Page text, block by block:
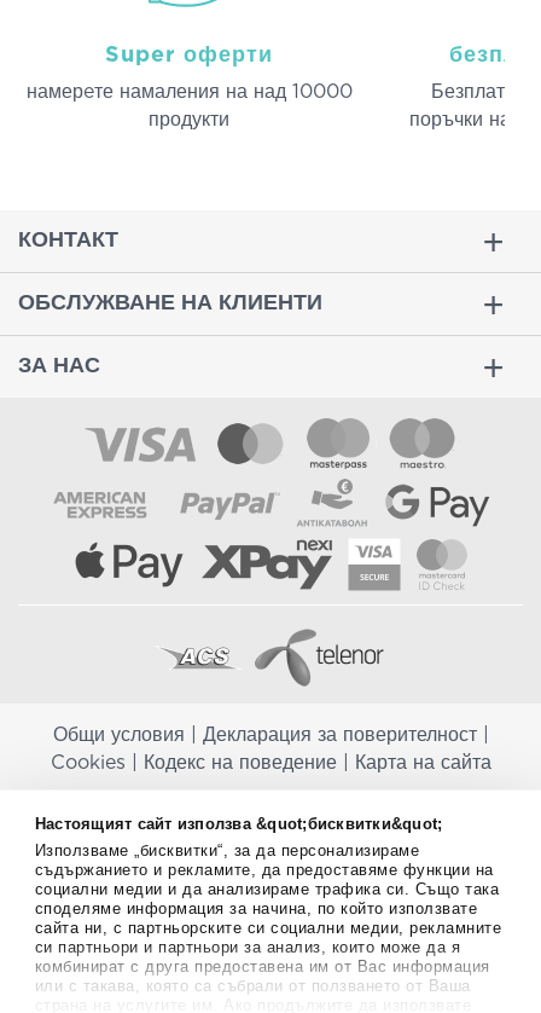
Настоящият сайт използва &quot;бисквитки&quot;
Използваме „бисквитки“, за да персонализираме
съдържанието и рекламите, да предоставяме функции на
социални медии и да анализираме трафика си. Също така
споделяме информация за начина, по който използвате
сайта ни, с партньорските си социални медии, рекламните
си партньори и партньори за анализ, които може да я
комбинират с друга предоставена им от Вас информация
или с такава, която са събрали от ползването от Ваша
страна на услугите им. Ако продължите да използвате
Super оферти
намерeте намаления на над 10000
продукти
Безплатна
поръчки над
КОНТАКТ
ОБСЛУЖВАНЕ НА КЛИЕНТИ
ЗА НАС
Общи условия Декларация за поверителност|
Cookies
Кодекс на поведение| Карта на сайта
заместват балансираната диета и не са предназначени за
профилактика, лечение или лечение на човешки заболявания.
Консултирайте се с Вашия лекар, ако сте бременна, кърмите,
приемате лекарства или имате някакви здравословни проблеми,
преди да използвате някаква хранителна добавка. Непрекъснато се
стремим да ви предоставяме точна и валидна информация. Ако
имате някакви въпроси или коментари относно тях, моля свържете
се с нас.